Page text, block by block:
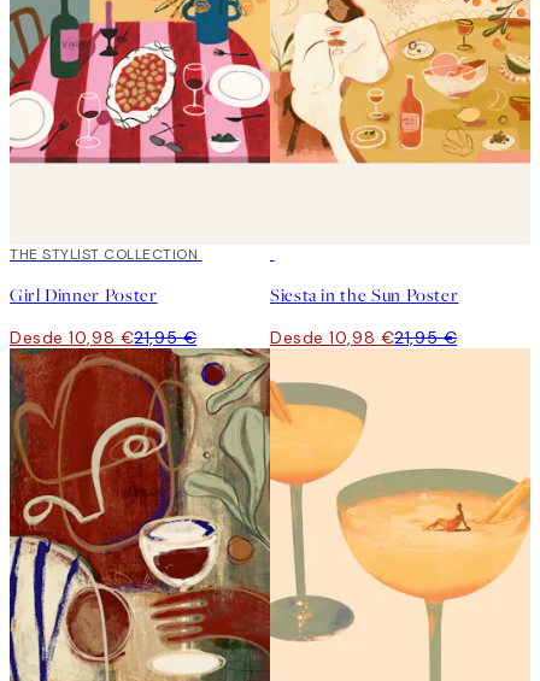
50%*
THE STYLIST COLLECTION
Girl Dinner Poster
Desde 10,98 €21,95 €
Siesta in the Sun Poster
Desde 10,98 €21,95 €